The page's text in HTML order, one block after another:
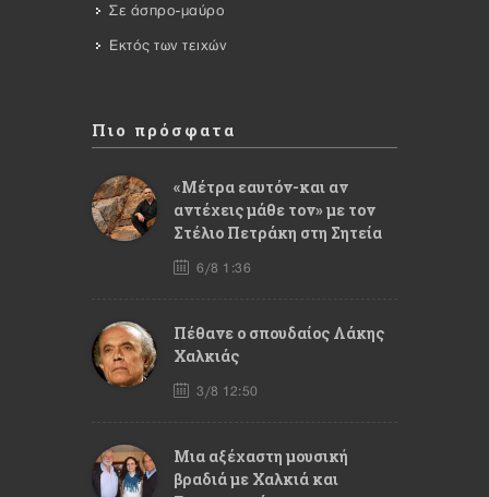
Σε άσπρο-μαύρο
Εκτός των τειχών
Πιο πρόσφατα
«Μέτρα εαυτόν-και αν
αντέχεις μάθε τον» με τον
Στέλιο Πετράκη στη Σητεία
6/8 1:36
Πέθανε ο σπουδαίος Λάκης
Χαλκιάς
3/8 12:50
Mια αξέχαστη μουσική
βραδιά με Χαλκιά και